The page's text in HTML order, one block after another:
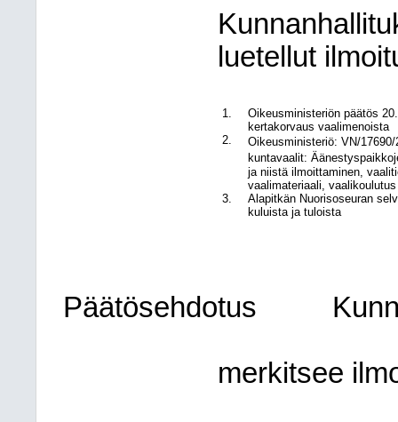
luetellut
1.
Oikeusministeriön päätös
kertakorvaus vaalimenoista
2.
Oikeusministeriö: VN/
kuntavaalit:
ja niistä ilmoittaminen,
vaalimateriaali,
3.
Alapitkän Nuorisoseuran
kuluista ja tuloista
Päätösehdotus
merkitsee